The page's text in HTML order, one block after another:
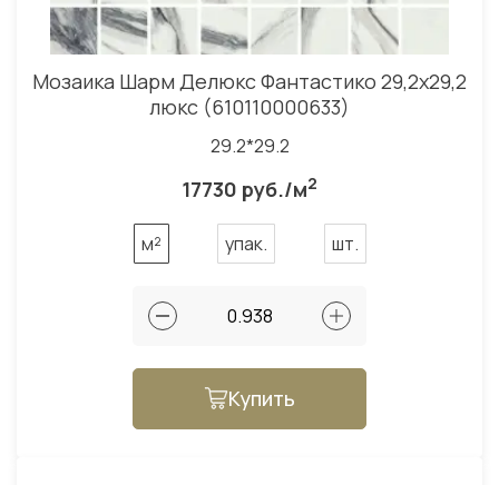
Мозаика Шарм Делюкс Фантастико 29,2x29,2
люкс (610110000633)
29.2*29.2
17730 руб./м2
м² упак. шт.
Купить